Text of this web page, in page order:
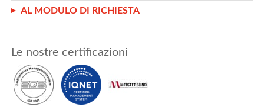
AL MODULO DI RICHIESTA
Le nostre certificazioni